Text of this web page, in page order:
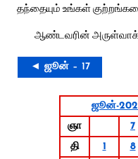
தந்தையும் உங்கள்
ஆண்டவரின்
◄ ஜூன் – 17
ஜூன்-
ஞா
7
தி
1 8